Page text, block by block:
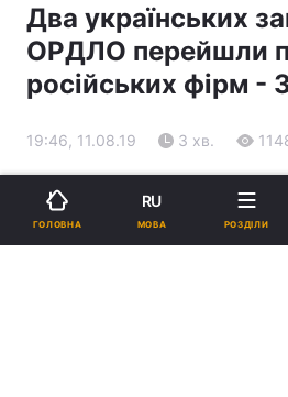
Два українських
ОРДЛО перейшли
російських фірм -
19:46, 11.08.19 3 хв.
Підпишіться на
ГОЛОВНА
RU
МОВА РОЗДІЛИ